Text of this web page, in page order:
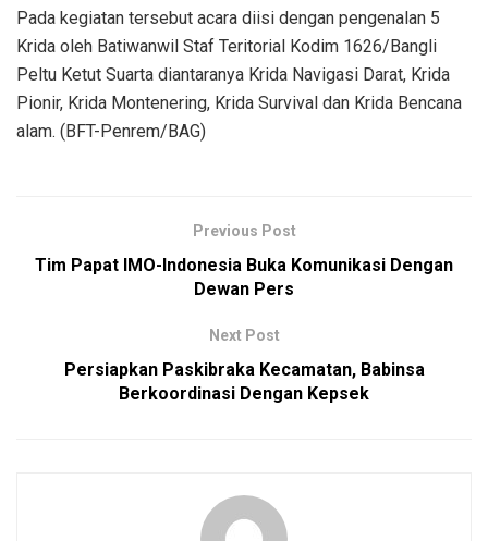
Pada kegiatan tersebut acara diisi dengan pengenalan 5
Krida oleh Batiwanwil Staf Teritorial Kodim 1626/Bangli
Peltu Ketut Suarta diantaranya Krida Navigasi Darat, Krida
Pionir, Krida Montenering, Krida Survival dan Krida Bencana
alam. (BFT-Penrem/BAG)
Previous Post
Tim Papat IMO-Indonesia Buka Komunikasi Dengan
Dewan Pers
Next Post
Persiapkan Paskibraka Kecamatan, Babinsa
Berkoordinasi Dengan Kepsek